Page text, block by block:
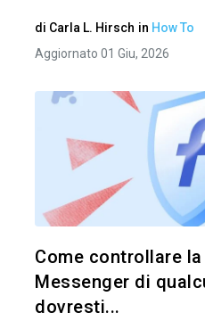
di Carla L. Hirsch in How To
Aggiornato 01 Giu, 2026
Come controllare
Messenger di
dovresti...